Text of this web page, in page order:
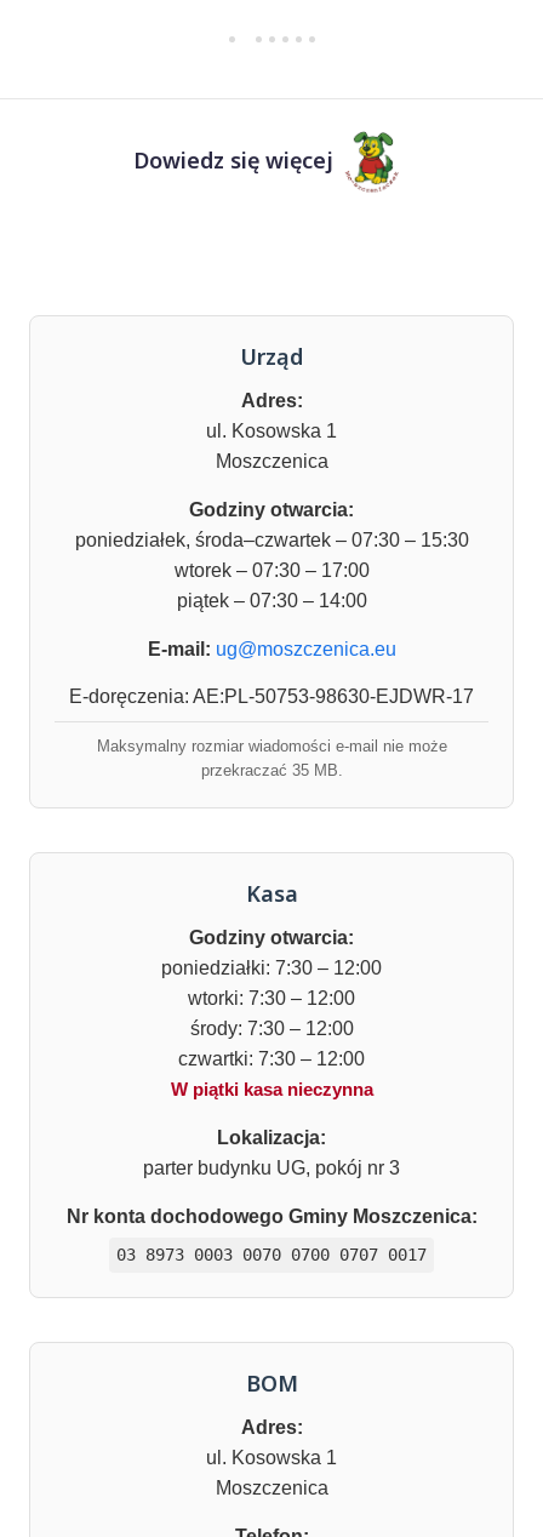
Dowiedz się więcej
Urząd
Adres:
ul. Kosowska 1
Moszczenica
Godziny otwarcia:
poniedziałek, środa–czwartek – 07:30 – 15:30
wtorek – 07:30 – 17:00
piątek – 07:30 – 14:00
E-mail: ug@moszczenica.eu
E-doręczenia: AE:PL-50753-98630-EJDWR-17
Maksymalny rozmiar wiadomości e-mail nie może
przekraczać 35 MB.
Kasa
Godziny otwarcia:
poniedziałki: 7:30 – 12:00
wtorki: 7:30 – 12:00
środy: 7:30 – 12:00
czwartki: 7:30 – 12:00
W piątki kasa nieczynna
Lokalizacja:
parter budynku UG, pokój nr 3
Nr konta dochodowego Gminy Moszczenica:
03 8973 0003 0070 0700 0707 0017
BOM
Adres:
ul. Kosowska 1
Moszczenica